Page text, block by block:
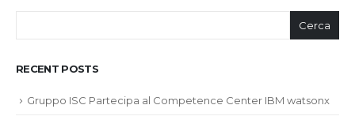
Cerca
RECENT POSTS
Gruppo ISC Partecipa al Competence Center IBM watsonx